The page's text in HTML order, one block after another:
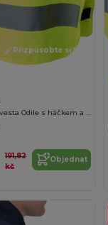
Přizpůsobte si to!
Bezpečnostní vesta Odile s háčkem a smyčkou pro děti ve věku 3–6 let
191,82
kč
Objednat